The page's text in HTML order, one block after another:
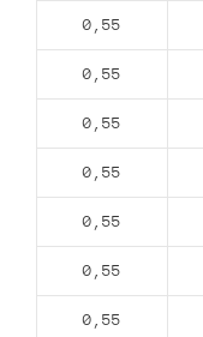
0,55
0,55
0,55
0,55
0,55
0,55
0,55